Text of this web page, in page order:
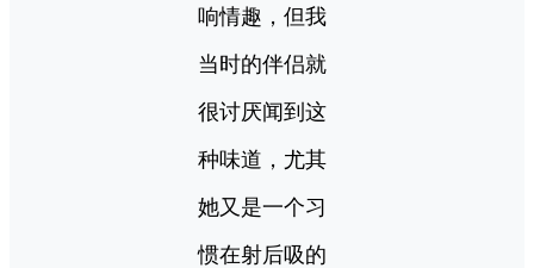
响情趣，但我
当时的伴侣就
很讨厌闻到这
种味道，尤其
她又是一个习
惯在射后吸的